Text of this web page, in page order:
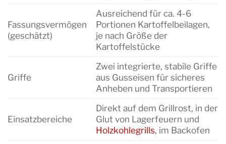
Fassungsvermögen
(geschätzt)
Ausreichend für ca. 4-6
Portionen Kartoffelbeilagen,
je nach Größe der
Kartoffelstücke
Griffe
Zwei integrierte, stabile Griffe
aus Gusseisen für sicheres
Anheben und Transportieren
Einsatzbereiche
Direkt auf dem Grillrost, in der
Glut von Lagerfeuern und
Holzkohlegrills, im Backofen